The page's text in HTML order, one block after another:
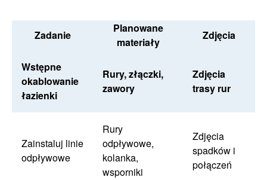
Zadanie
Planowane
materiały
Zdjęcia
Wstępne
okablowanie
łazienki
Rury, złączki,
zawory
Zdjęcia
trasy rur
Zainstaluj linie
odpływowe
Rury
odpływowe,
kolanka,
wsporniki
Zdjęcia
spadków i
połączeń